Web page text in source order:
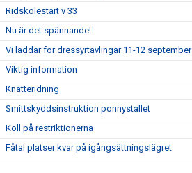
Ridskolestart v 33
Nu är det spännande!
Vi laddar för dressyrtävlingar 11-12 september
Viktig information
Knatteridning
Smittskyddsinstruktion ponnystallet
Koll på restriktionerna
Fåtal platser kvar på igångsättningslägret